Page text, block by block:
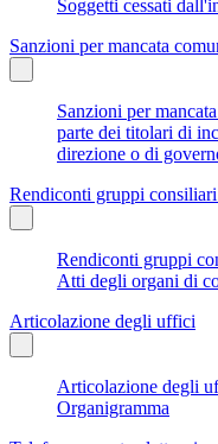
Soggetti cessati
Sanzioni per mancata
Sanzioni per
parte dei titolari di
direzione o di
Rendiconti gruppi
Rendiconti gruppi
Atti degli organi di
Articolazione degli uffici
Articolazione degli
Organigramma